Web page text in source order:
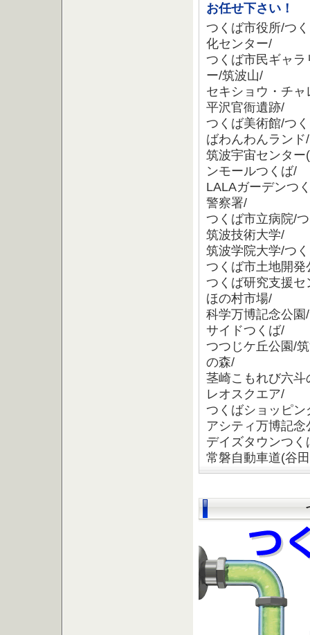
お任せ下さい！
つくば市役所/つ
化センター/
つくば市民ギャラ
ー/筑波山/
セキショウ・チ
平沢官衙遺跡/
つくば美術館/つ
ばわんわんランド/
筑波宇宙センタ
ンモールつくば/
LALAガーデンつ
警察署/
つくば市立病院/
筑波技術大学/
筑波学院大学/つ
つくば市土地開発
つくば研究支援
ほの村市場/
科学万博記念公
サイドつくば/
つつじケ丘公園/
の森/
茎崎こもれび六
レオスクエア/
つくばショッピ
アシティ万博記念
デイズタウンつ
常磐自動車道(谷